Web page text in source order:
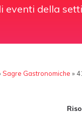
eventi della
Sagre Gastronomiche »